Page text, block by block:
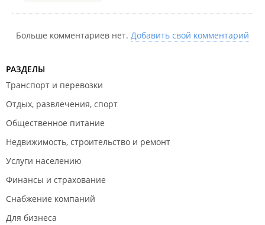
Больше комментариев нет. Добавить свой комментарий
РАЗДЕЛЫ
Транспорт и перевозки
Отдых, развлечения, спорт
Общественное питание
Недвижимость, строительство и ремонт
Услуги населению
Финансы и страхование
Снабжение компаний
Для бизнеса